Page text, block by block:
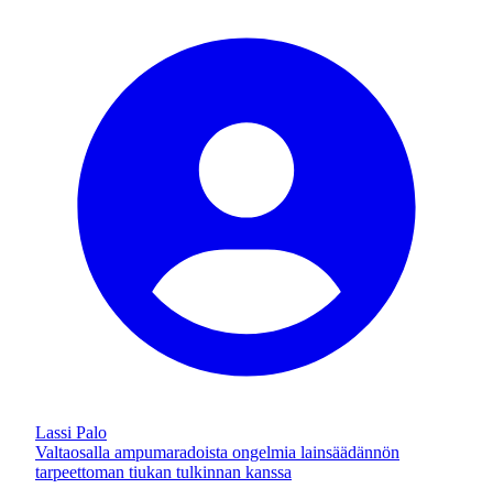
Lassi Palo
Valtaosalla ampumaradoista ongelmia lainsäädännön
tarpeettoman tiukan tulkinnan kanssa